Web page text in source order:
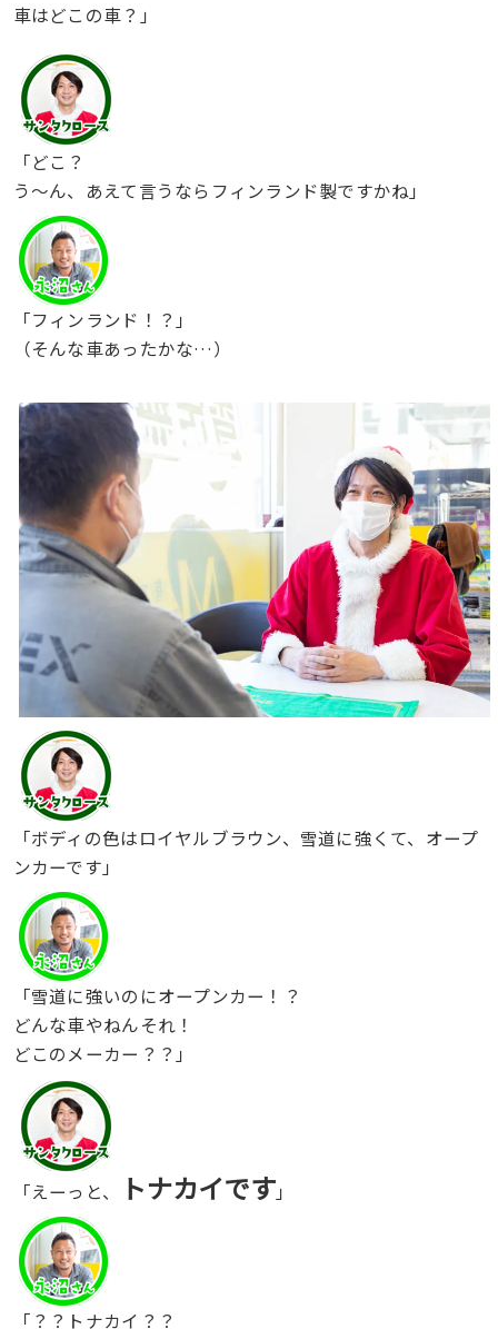
車はどこの車？」
「どこ？
う〜ん、あえて言うならフィンランド製ですかね」
「フィンランド！？」
（そんな車あったかな…）
「ボディの色はロイヤルブラウン、雪道に強くて、オープ
ンカーです」
「雪道に強いのにオープンカー！？
どんな車やねんそれ！
どこのメーカー？？」
「えーっと、 トナカイです」
「？？トナカイ？？